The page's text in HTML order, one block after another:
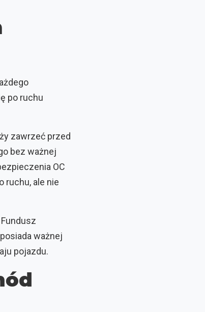
po ruchu
zawrzeć przed
bez ważnej
OC
ruchu, ale nie
ważnej
pojazdu.